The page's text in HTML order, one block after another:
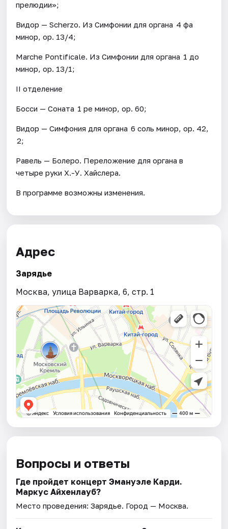
прелюдии»;
Видор — Scherzo. Из Симфонии для органа 4 фа
минор, op. 13/4;
Marche Pontificale. Из Симфонии для органа 1 до
минор, op. 13/1;
II отделение
Босси — Соната 1 ре минор, op. 60;
Видор — Симфония для органа 6 соль минор, op. 42,
2;
Равель — Болеро. Переложение для органа в
четыре руки Х.-У. Хайслера.
В программе возможны изменения.
Адрес
Зарядье
Москва, улица Варварка, 6, стр. 1
Вопросы и ответы
Где пройдет концерт Эмануэле Карди.
Маркус Айхенлауб?
Место проведения:Зарядье. Город — Москва.